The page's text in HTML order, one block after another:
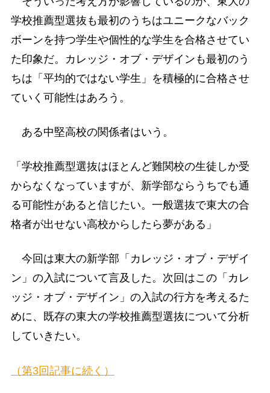
学校推薦型選抜も最初のうちはユニークなバック
ボーンを持つ学生や個性的な学生を合格させてい
た印象だ。カレッジ・オブ・デザインも最初のう
ちは「平均的ではない学生」を積極的に合格させ
ていく可能性はあろう。
ある中堅高校の関係者はいう。
「学校推薦型選抜はほとんど難関校の生徒しか受
からなくなっていますが、新学部ならうちでも通
る可能性があると信じたい。一般選抜で東大の合
格者が出せない高校からしたら夢がある」
今回は東大の新学部「カレッジ・オブ・デザイ
ン」の入試について言及した。次回はこの「カレ
ッジ・オブ・デザイン」の入試の行方を考えるた
めに、既存の東大の学校推薦型選抜について分析
していきたい。
（第3回記事に続く）